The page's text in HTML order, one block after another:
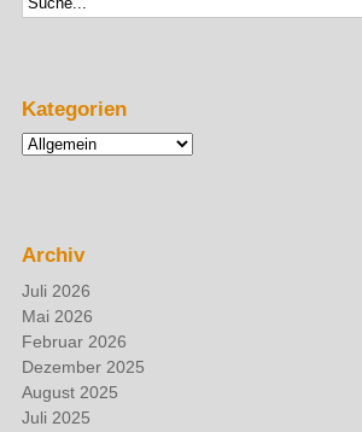
Kategorien
Kategorien
Archiv
Juli 2026
Mai 2026
Februar 2026
Dezember 2025
August 2025
Juli 2025